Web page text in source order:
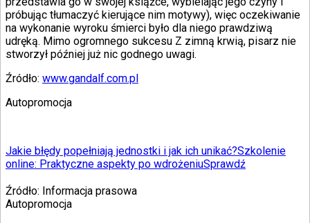
próbując tłumaczyć kierujące nim motywy), więc oczekiwanie
na wykonanie wyroku śmierci było dla niego prawdziwą
udręką. Mimo ogromnego sukcesu Z zimną krwią, pisarz nie
stworzył później już nic godnego uwagi.
Źródło: www.gandalf.com.pl
Autopromocja
Jakie błędy popełniają jednostki i jak ich unikać?Szkolenie
online: Praktyczne aspekty po wdrożeniuSprawdź
Źródło: Informacja prasowa
Autopromocja